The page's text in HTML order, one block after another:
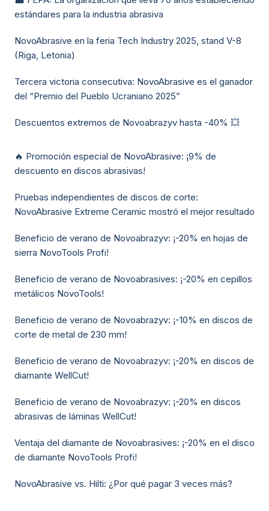
estándares para la industria abrasiva
NovoAbrasive en la feria Tech Industry 2025, stand V-8
(Riga, Letonia)
Tercera victoria consecutiva: NovoAbrasive es el ganador
del “Premio del Pueblo Ucraniano 2025”
Descuentos extremos de Novoabrazyv hasta -40% 💥
🔥 Promoción especial de NovoAbrasive: ¡9% de
descuento en discos abrasivas!
Pruebas independientes de discos de corte:
NovoAbrasive Extreme Ceramic mostró el mejor resultado
Beneficio de verano de Novoabrazyv: ¡-20% en hojas de
sierra NovoTools Profi!
Beneficio de verano de Novoabrasives: ¡-20% en cepillos
metálicos NovoTools!
Beneficio de verano de Novoabrazyv: ¡-10% en discos de
corte de metal de 230 mm!
Beneficio de verano de Novoabrazyv: ¡-20% en discos de
diamante WellCut!
Beneficio de verano de Novoabrazyv: ¡-20% en discos
abrasivas de láminas WellCut!
Ventaja del diamante de Novoabrasives: ¡-20% en el disco
de diamante NovoTools Profi!
NovoAbrasive vs. Hilti: ¿Por qué pagar 3 veces más?